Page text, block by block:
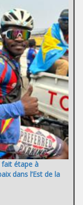
fait étape à
dans l’Est de la